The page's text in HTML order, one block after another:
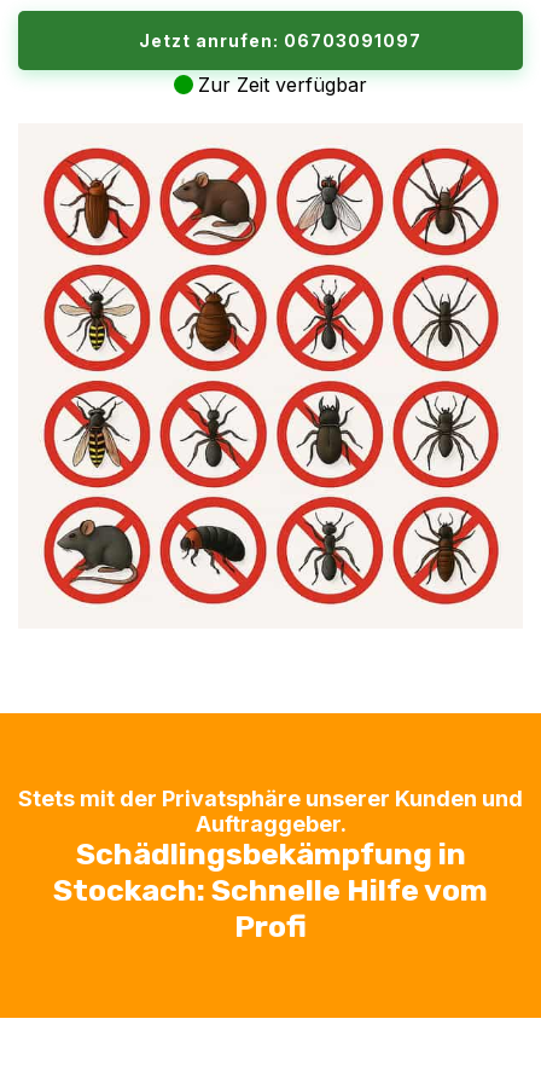
Jetzt anrufen: 06703091097
Zur Zeit verfügbar
Stets mit der Privatsphäre unserer Kunden und
Auftraggeber.
Schädlingsbekämpfung in
Stockach: Schnelle Hilfe vom
Profi